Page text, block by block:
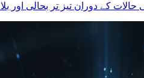
کے دوران تیز تر بحالی اور